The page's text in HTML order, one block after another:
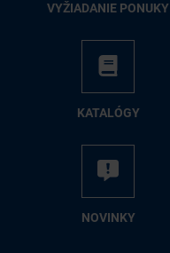
VY­ŽIA­DA­NIE PO­NU­KY
KA­TA­LÓ­GY
NO­VIN­KY